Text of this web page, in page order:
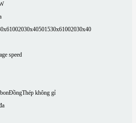
2030x40501530x61002030x40
speed
ĐồngThép không gỉ